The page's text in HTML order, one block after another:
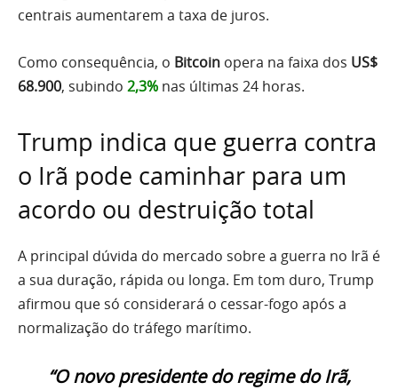
centrais aumentarem a taxa de juros.
Como consequência, o Bitcoin opera na faixa dos US$
68.900, subindo 2,3% nas últimas 24 horas.
Trump indica que guerra contra
o Irã pode caminhar para um
acordo ou destruição total
A principal dúvida do mercado sobre a guerra no Irã é
a sua duração, rápida ou longa. Em tom duro, Trump
afirmou que só considerará o cessar-fogo após a
normalização do tráfego marítimo.
“O novo presidente do regime do Irã,